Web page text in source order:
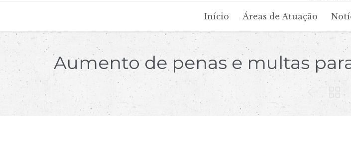
to
Início Áreas de Atuação
Aumento de penas e multas